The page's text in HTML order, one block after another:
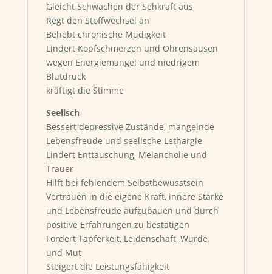
Gleicht Schwächen der Sehkraft aus
Regt den Stoffwechsel an
Behebt chronische Müdigkeit
Lindert Kopfschmerzen und Ohrensausen
wegen Energiemangel und niedrigem
Blutdruck
kräftigt die Stimme
Seelisch
Bessert depressive Zustände, mangelnde
Lebensfreude und seelische Lethargie
Lindert Enttäuschung, Melancholie und
Trauer
Hilft bei fehlendem Selbstbewusstsein
Vertrauen in die eigene Kraft, innere Stärke
und Lebensfreude aufzubauen und durch
positive Erfahrungen zu bestätigen
Fördert Tapferkeit, Leidenschaft, Würde
und Mut
Steigert die Leistungsfähigkeit